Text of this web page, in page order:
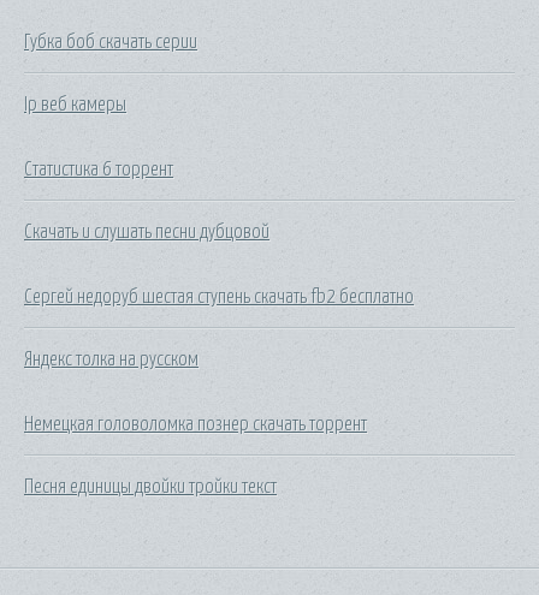
Губка боб скачать серии
Ip веб камеры
Статистика 6 торрент
Скачать и слушать песни дубцовой
Сергей недоруб шестая ступень скачать fb2 бесплатно
Яндекс толка на русском
Немецкая головоломка познер скачать торрент
Песня единицы двойки тройки текст